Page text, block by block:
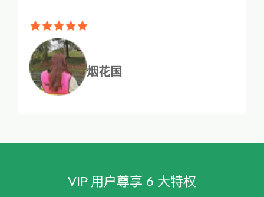
烟花国
VIP 用户尊享 6 大特权